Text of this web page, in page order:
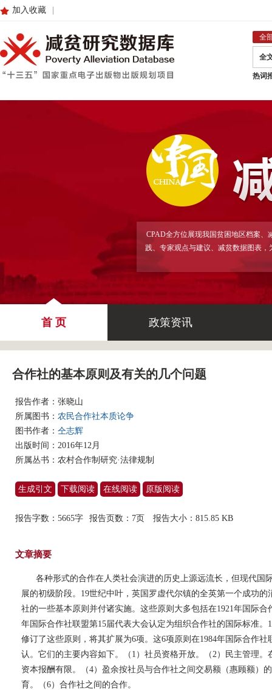
加入收藏
全
全
热词
CPAD全方位展现我国贫困地区档案
践、专家观点与建议、减贫数据图表
首 页 政策资讯
合作社的基本原则及有关的几个问题
报告作者： 张晓山
所属图书： 农民合作社本质论争
图书作者： 仝志辉
出版时间：2016年12月
所属丛书： 农村合作制研究·法律规制
生成引文 下载阅读 在线阅读 原版阅读
报告字数：5665字 报告页数：7页 报告大小： 815.85 KB
文章摘要
各种形式的合作在人类社会演进的历史上源远流长，但现代国
展的初级阶段。19世纪中叶，英国罗虚代尔镇的全英第一个成功
社的一些基本原则并付诸实施。这些原则大多包括在1921年国际合
年国际合作社联盟第15届代表大会认定为组织合作社的国际标准。
修订了这些原则，将其扩展为6项。这6项原则在1984年国际合作
认。它们的主要内容如下。（1）社员资格开放。（2）民主管理
资本报酬有限。（4）盈余按社员与合作社之间交易额（惠顾额）
育。（6）合作社之间的合作。